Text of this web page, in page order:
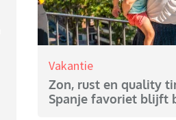
Vakantie
Zon, rust en quality
Spanje favoriet blijft